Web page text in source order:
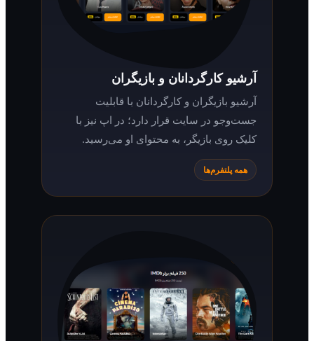
آرشیو کارگردانان و بازیگران
آرشیو بازیگران و کارگردانان با قابلیت
جست‌وجو در سایت قرار دارد؛ در اپ نیز با
کلیک روی بازیگر، به محتوای او می‌رسید.
همه پلتفرم‌ها